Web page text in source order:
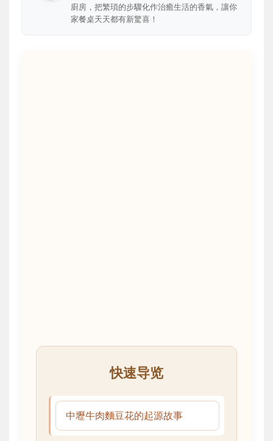
廚房，把繁瑣的步驟化作治癒生活的香氣，讓你
家餐桌天天都有新驚喜！
快速导览
中壢牛肉麵豆花的起源故事